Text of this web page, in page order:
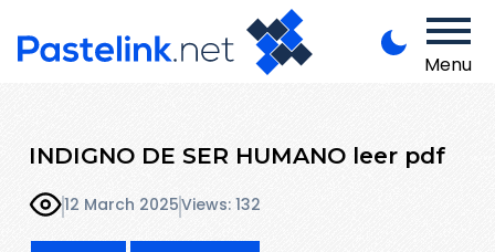
Menu
INDIGNO DE SER HUMANO leer pdf
12 March 2025Views: 132